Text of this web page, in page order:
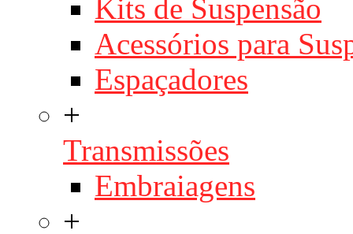
Kits de Suspensão
Acessórios para
Espaçadores
+
Transmissões
Embraiagens
+